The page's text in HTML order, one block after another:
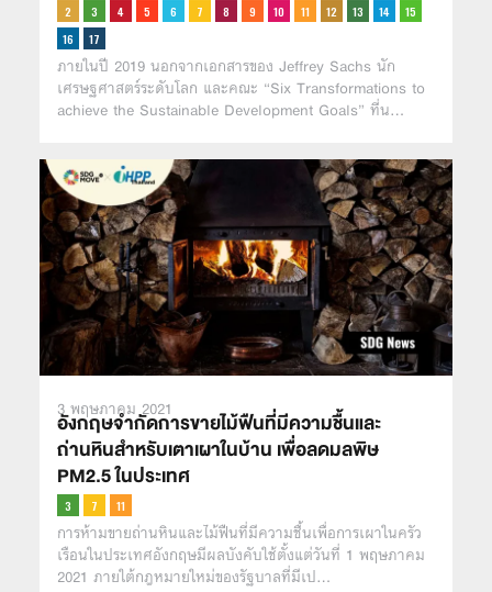
ภายในปี 2019 นอกจากเอกสารของ Jeffrey Sachs นัก
เศรษฐศาสตร์ระดับโลก และคณะ “Six Transformations to
achieve the Sustainable Development Goals” ที่น…
3 พฤษภาคม 2021
อังกฤษจำกัดการขายไม้ฟืนที่มีความชื้นและ
ถ่านหินสำหรับเตาเผาในบ้าน เพื่อลดมลพิษ
PM2.5 ในประเทศ
การห้ามขายถ่านหินและไม้ฟืนที่มีความชื้นเพื่อการเผาในครัว
เรือนในประเทศอังกฤษมีผลบังคับใช้ตั้งแต่วันที่ 1 พฤษภาคม
2021 ภายใต้กฎหมายใหม่ของรัฐบาลที่มีเป…